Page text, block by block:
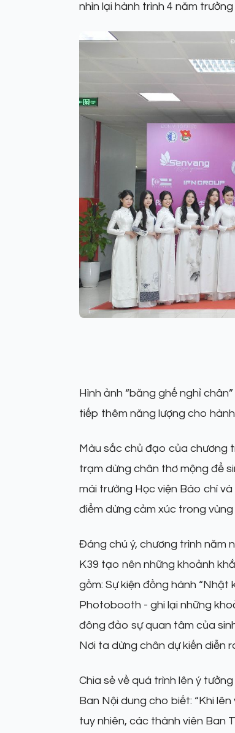
nhìn lại hành trình 4 năm
Hình ảnh “băng ghế nghỉ
tiếp thêm năng lượng cho
Màu sắc chủ đạo của chương
trạm dừng chân thơ mộng để
mái trường Học viện Báo chí
điểm dừng cảm xúc trong
Đáng chú ý, chương trình năm
K39 tạo nên những khoảnh
gồm: Sự kiện đồng hành “Nhật
Photobooth - ghi lại những
đông đảo sự quan tâm của
Nơi ta dừng chân dự kiến diễn
Chia sẻ về quá trình lên ý
Ban Nội dung cho biết: “Khi
tuy nhiên, các thành viên Ban